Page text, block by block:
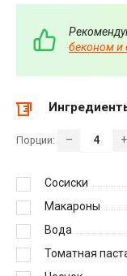
беконом и
Порции: – +
Сосиски
Макароны
Вода
Томатная